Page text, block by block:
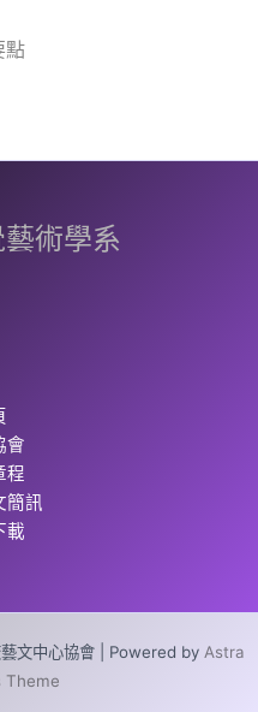
點
術學系
會
程
簡訊
載
文中心協會 | Powered by Astra
Theme